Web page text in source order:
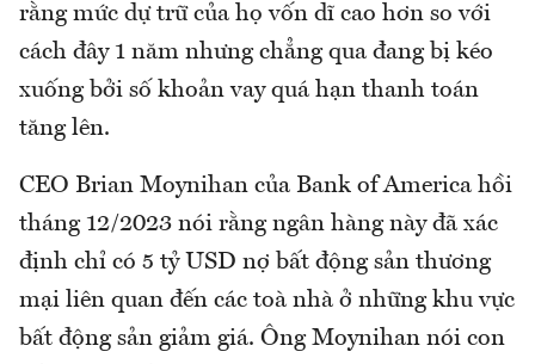
rằng mức dự trữ của họ vốn dĩ cao hơn so với
cách đây 1 năm nhưng chẳng qua đang bị kéo
xuống bởi số khoản vay quá hạn thanh toán
tăng lên.
CEO Brian Moynihan của Bank of America hồi
tháng 12/2023 nói rằng ngân hàng này đã xác
định chỉ có 5 tỷ USD nợ bất động sản thương
mại liên quan đến các toà nhà ở những khu vực
bất động sản giảm giá. Ông Moynihan nói con